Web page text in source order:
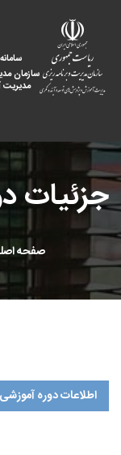
سازمان
جزئیات
صفحه
اطلاعات دوره آموزشی